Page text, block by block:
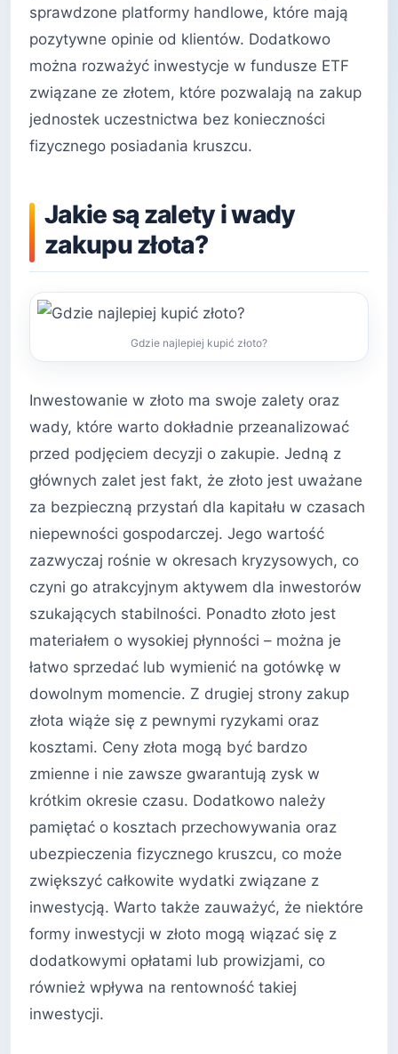
sprawdzone platformy handlowe, które mają
pozytywne opinie od klientów. Dodatkowo
można rozważyć inwestycje w fundusze ETF
związane ze złotem, które pozwalają na zakup
jednostek uczestnictwa bez konieczności
fizycznego posiadania kruszcu.
Jakie są zalety i wady
zakupu złota?
Gdzie najlepiej kupić złoto?
Inwestowanie w złoto ma swoje zalety oraz
wady, które warto dokładnie przeanalizować
przed podjęciem decyzji o zakupie. Jedną z
głównych zalet jest fakt, że złoto jest uważane
za bezpieczną przystań dla kapitału w czasach
niepewności gospodarczej. Jego wartość
zazwyczaj rośnie w okresach kryzysowych, co
czyni go atrakcyjnym aktywem dla inwestorów
szukających stabilności. Ponadto złoto jest
materiałem o wysokiej płynności – można je
łatwo sprzedać lub wymienić na gotówkę w
dowolnym momencie. Z drugiej strony zakup
złota wiąże się z pewnymi ryzykami oraz
kosztami. Ceny złota mogą być bardzo
zmienne i nie zawsze gwarantują zysk w
krótkim okresie czasu. Dodatkowo należy
pamiętać o kosztach przechowywania oraz
ubezpieczenia fizycznego kruszcu, co może
zwiększyć całkowite wydatki związane z
inwestycją. Warto także zauważyć, że niektóre
formy inwestycji w złoto mogą wiązać się z
dodatkowymi opłatami lub prowizjami, co
również wpływa na rentowność takiej
inwestycji.